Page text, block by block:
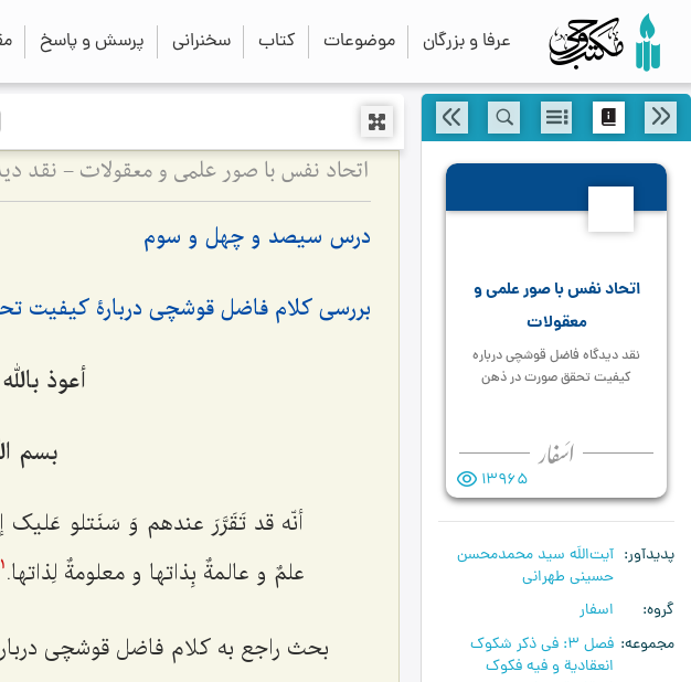
عرفا و بزرگان موضوعات کتاب سخنرانی پرسش و پاسخ
اتحاد نفس با صور علمی و
معقولات
نقد دیدگاه فاضل قوشچی درباره
کیفیت تحقق صورت در ذهن
13965
پدیدآور
آیت‌اللَه سید محمدمحسن
حسینی طهرانی
گروه
اسفار
مجموعه
فصل 3: في ذكر شكوك
انعقادية و فيه فكوك
اتحاد نفس با صور علمی و معقولات - نقد
درس سیصد و چهل و سوم
بررسی کلام فاضل قوشچى دربارۀ کیفیت
أعوذ
بسم
أنّه قد تَقَرَّرَ عندهم وَ سَنَتلو عَلیک
علمٌ و عالمةٌ بِذاتها و معلومةٌ لِذاتها. 1
بحث راجع به کلام فاضل قوشچى